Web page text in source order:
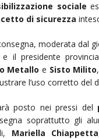
sociale
di sicurezza
moderata dal
e il presidente
Metallo e Sisto Milito
l’uso corretto del
posto nei pressi del
soprattutto gli
Mariella Chiappetta